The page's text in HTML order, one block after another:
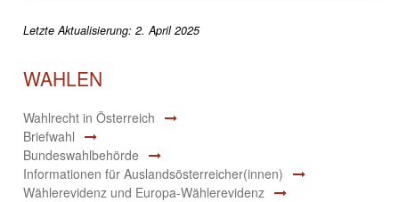
Letzte Aktualisierung: 2. April 2025
WAHLEN
Wahlrecht in Österreich
Briefwahl
Bundeswahlbehörde
Informationen für Auslandsösterreicher(innen)
Wählerevidenz und Europa-Wählerevidenz